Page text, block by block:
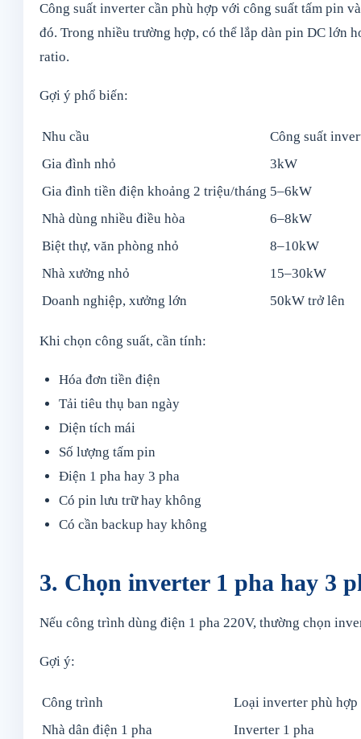
Công suất inverter cần phù hợp với công suất tấm pin
đó. Trong nhiều trường hợp, có thể lắp dàn pin DC lớn
ratio.
Gợi ý phổ biến:
Nhu cầu
Công suất
Gia đình nhỏ
3kW
Gia đình tiền điện khoảng 2 triệu/tháng 5–6kW
Nhà dùng nhiều điều hòa
6–8kW
Biệt thự, văn phòng nhỏ
8–10kW
Nhà xưởng nhỏ
15–30kW
Doanh nghiệp, xưởng lớn
50kW trở lên
Khi chọn công suất, cần tính:
Hóa đơn tiền điện
Tải tiêu thụ ban ngày
Diện tích mái
Số lượng tấm pin
Điện 1 pha hay 3 pha
Có pin lưu trữ hay không
Có cần backup hay không
3. Chọn inverter 1 pha hay 3
Nếu công trình dùng điện 1 pha 220V, thường chọn
Gợi ý:
Công trình
Loại inverter phù hợp
Nhà dân điện 1 pha
Inverter 1 pha